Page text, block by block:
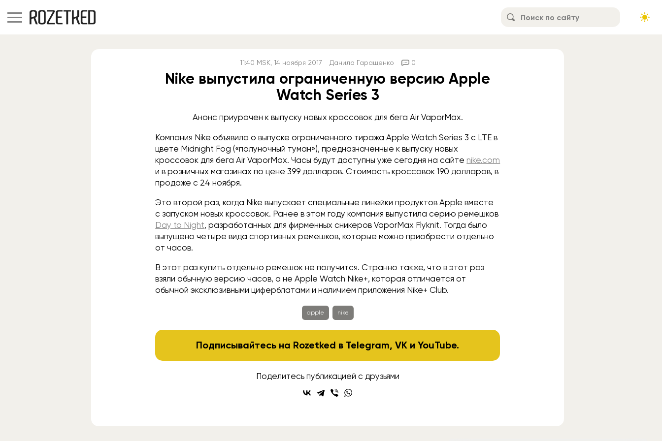
11:40 MSK, 14 ноября 2017 Данила Гаращенко 0
Nike выпустила ограниченную версию Apple
Watch Series 3
Анонс приурочен к выпуску новых кроссовок для бега Air VaporMax.
Компания Nike объявила о выпуске ограниченного тиража Apple Watch Series 3 с LTE в
цвете Midnight Fog («полуночный туман»), предназначенные к выпуску новых
кроссовок для бега Air VaporMax. Часы будут доступны уже сегодня на сайте nike.com
и в розничных магазинах по цене 399 долларов. Стоимость кроссовок 190 долларов, в
продаже с 24 ноября.
Это второй раз, когда Nike выпускает специальные линейки продуктов Apple вместе
с запуском новых кроссовок. Ранее в этом году компания выпустила серию ремешков
Day to Night, разработанных для фирменных сникеров VaporMax Flyknit. Тогда было
выпущено четыре вида спортивных ремешков, которые можно приобрести отдельно
от часов.
В этот раз купить отдельно ремешок не получится. Странно также, что в этот раз
взяли обычную версию часов, а не Apple Watch Nike+, которая отличается от
обычной эксклюзивными циферблатами и наличием приложения Nike+ Club.
apple nike
Подписывайтесь на Rozetked в Telegram,VK иYouTube.
Поделитесь публикацией с друзьями